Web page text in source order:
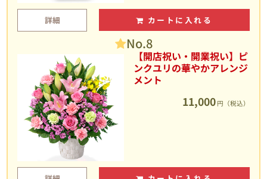
詳細 カートに入れる
No.8
【開店祝い・開業祝い】ピ
ンクユリの華やかアレンジ
メント
11,000 円（税込）